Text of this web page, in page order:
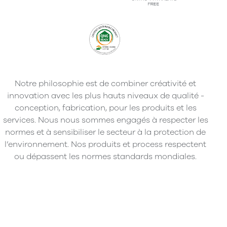
Notre philosophie est de combiner créativité et
innovation avec les plus hauts niveaux de qualité -
conception, fabrication, pour les produits et les
services. Nous nous sommes engagés à respecter les
normes et à sensibiliser le secteur à la protection de
l’environnement. Nos produits et process respectent
ou dépassent les normes standards mondiales.